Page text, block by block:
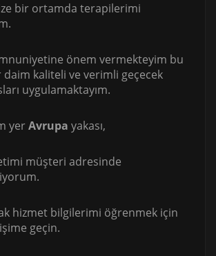
bir ortamda terapilerimi
önem vermekteyim bu
kaliteli ve verimli geçecek
uygulamaktayım.
yerAvrupa yakası,
müşteri adresinde
hizmet bilgilerimi öğrenmek için
geçin.